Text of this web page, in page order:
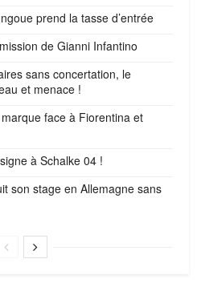
prend la tasse d’entrée
de Gianni Infantino
sans concertation, le
et menace !
face à Fiorentina et
à Schalke 04 !
son stage en Allemagne sans